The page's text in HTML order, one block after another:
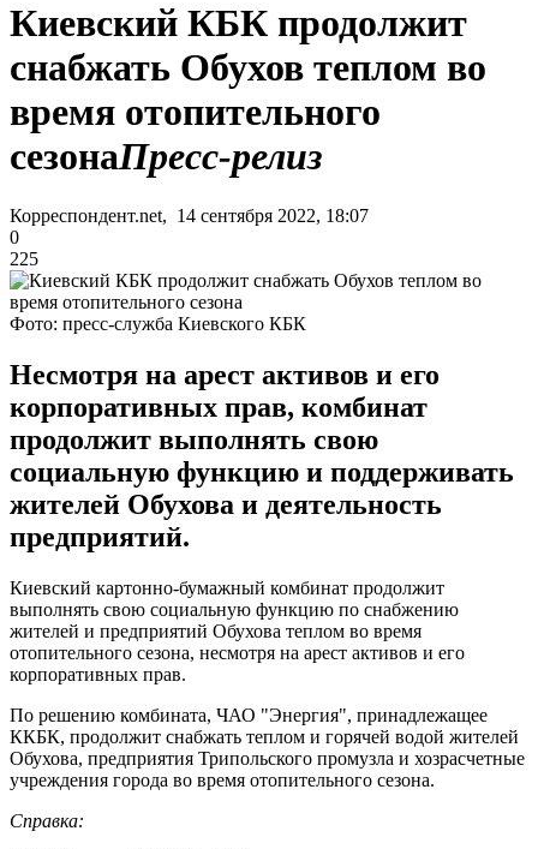
Киевский КБК продолжит
снабжать Обухов теплом во
время отопительного
сезонаПресс-релиз
Корреспондент.net, 14 сентября 2022, 18:07
0
225
Фото: пресс-служба Киевского КБК
Несмотря на арест активов и его
корпоративных прав, комбинат
продолжит выполнять свою
социальную функцию и поддерживать
жителей Обухова и деятельность
предприятий.
Киевский картонно-бумажный комбинат продолжит
выполнять свою социальную функцию по снабжению
жителей и предприятий Обухова теплом во время
отопительного сезона, несмотря на арест активов и его
корпоративных прав.
По решению комбината, ЧАО "Энергия", принадлежащее
ККБК, продолжит снабжать теплом и горячей водой жителей
Обухова, предприятия Трипольского промузла и хозрасчетные
учреждения города во время отопительного сезона.
Справка: